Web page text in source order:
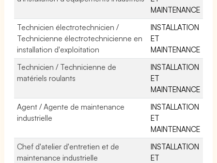
MAINTENANCE
Technicien électrotechnicien /
Technicienne électrotechnicienne en
installation d'exploitation
INSTALLATION
ET
MAINTENANCE
Technicien / Technicienne de
matériels roulants
INSTALLATION
ET
MAINTENANCE
Agent / Agente de maintenance
industrielle
INSTALLATION
ET
MAINTENANCE
Chef d'atelier d'entretien et de
maintenance industrielle
INSTALLATION
ET